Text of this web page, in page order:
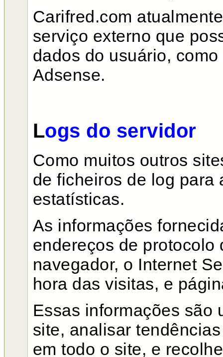
Carifred.com
serviço externo que
dados do usuário,
Adsense.
Logs do servidor
Como muitos outros
de ficheiros de log para
estatísticas.
As informações
endereços de protocolo
navegador, o Internet
hora das visitas, e
Essas informações são
site, analisar
em todo o site, e